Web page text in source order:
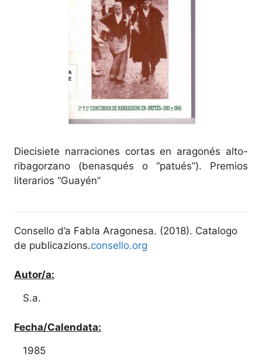
Diecisiete narraciones cortas en aragonés alto-
ribagorzano (benasqués o “patués”). Premios
literarios “Guayén”
Consello d’a Fabla Aragonesa. (2018). Catalogo
de publicazions.consello.org
Autor/a:
S.a.
Fecha/Calendata:
1985